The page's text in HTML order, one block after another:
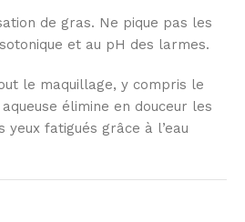
de gras. Ne pique pas les
et au pH des larmes.
le maquillage, y compris le
élimine en douceur les
fatigués grâce à l’eau